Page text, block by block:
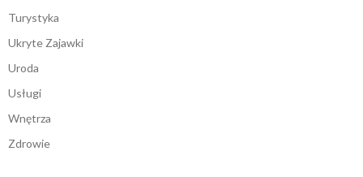
Turystyka
Ukryte Zajawki
Uroda
Usługi
Wnętrza
Zdrowie